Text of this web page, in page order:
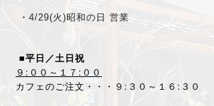
・ 4/29(火)昭和の日 営業
■平日／土日祝
９:００～１７:００
カフェのご注文・・・９:３０～１６:３０